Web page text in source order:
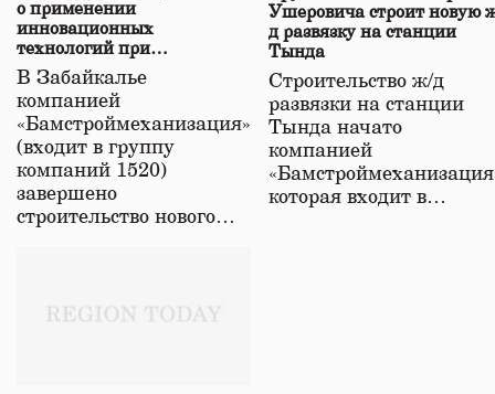
о применении
инновационных
технологий при
строительстве нового моста
в Забайкалье
В Забайкалье
компанией
«Бамстроймеханизация»
(входит в группу
компаний 1520)
завершено
строительство нового…
Ушеровича строит новую
д развязку на станции
Тында
Строительство ж/д
развязки на станции
Тында начато
компанией
которая входит в…